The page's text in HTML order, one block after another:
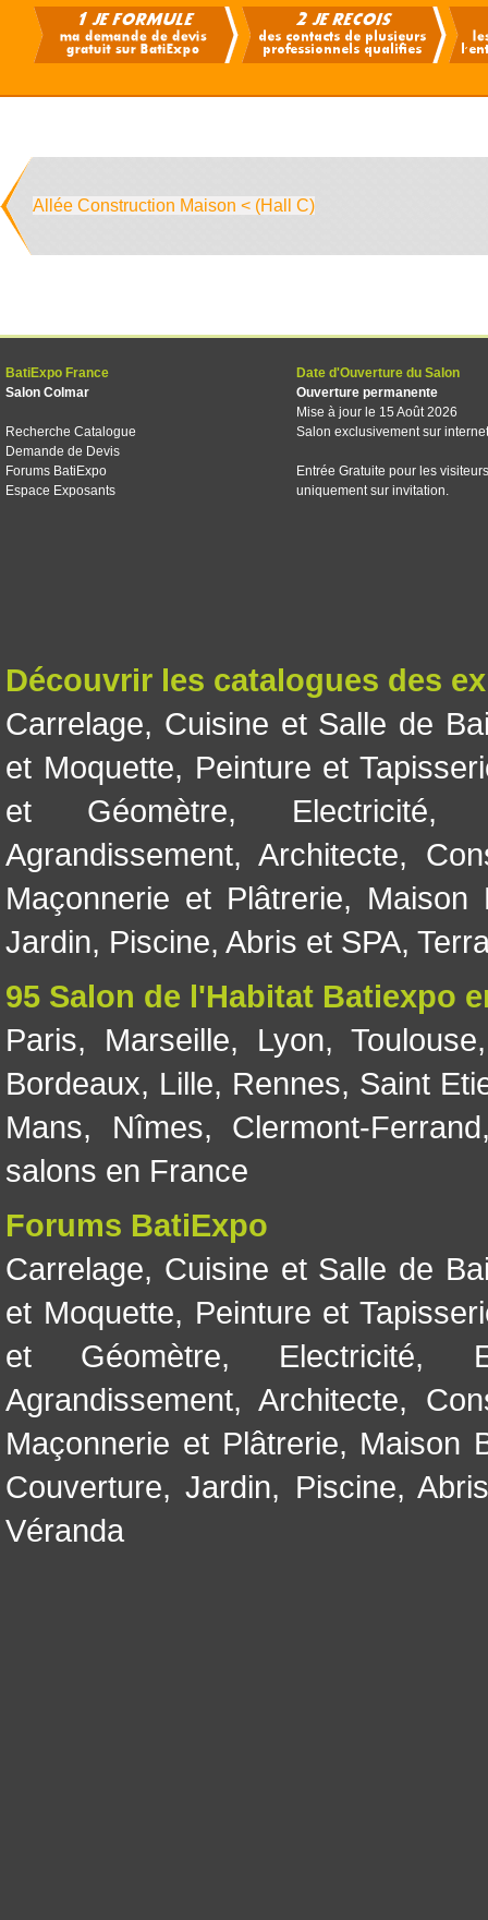
Allée Construction Maison < (Hall C)
BatiExpo France
Salon Colmar
Recherche Catalogue
Demande de Devis
Forums BatiExpo
Espace Exposants
Date d'Ouverture du Salon
Ouverture permanente
Mise à jour le 15 Août 2026
Salon exclusivement sur internet
Entrée Gratuite pour les visiteurs
uniquement sur invitation.
Découvrir les catalogues des
Carrelage, Cuisine et Salle de
et Moquette, Peinture et
et Géomètre, Electricité
Agrandissement, Architecte,
Maçonnerie et Plâtrerie, Maison
Jardin, Piscine, Abris et SPA,
95 Salon de l'Habitat Batiexpo
Paris, Marseille, Lyon, Toulouse
Bordeaux, Lille, Rennes, Saint
Mans, Nîmes, Clermont-Ferrand
salons en France
Forums BatiExpo
Carrelage, Cuisine et Salle de
et Moquette, Peinture et
et Géomètre, Electricité,
Agrandissement, Architecte,
Maçonnerie et Plâtrerie, Maison
Couverture,Jardin, Piscine,
Véranda